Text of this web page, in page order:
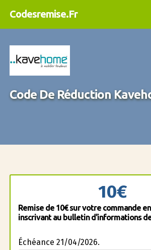
Codesremise.Fr
Code De Réduction
10€
Remise de 10€ sur votre commande
inscrivant au bulletin d'informations
Échéance 21/04/2026.